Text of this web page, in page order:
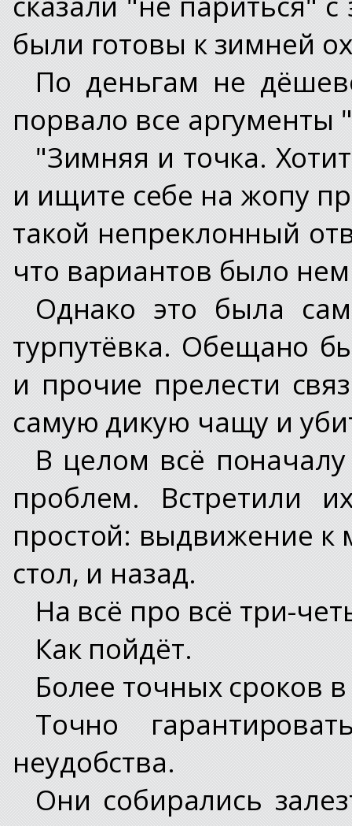
были готовы к зимней
По деньгам не
порвало все аргументы
"Зимняя и точка.
и ищите себе на жопу
такой непреклонный
что вариантов было
Однако это была
турпутёвка. Обещано
и прочие прелести
самую дикую чащу и
В целом всё
проблем. Встретили
простой: выдвижение к
стол, и назад.
На всё про всё три-
Как пойдёт.
Более точных сроков
Точно
неудобства.
Они собирались